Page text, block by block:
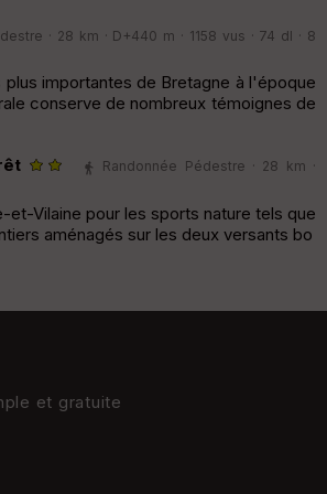
· 28 km · D+440 m · 1158 vus · 74 dl · 8
importantes de Bretagne à l'époque
conserve de nombreux témoignes de
Randonnée Pédestre · 28 km ·
et-Vilaine pour les sports nature tels que
aménagés sur les deux versants bo
et gratuite